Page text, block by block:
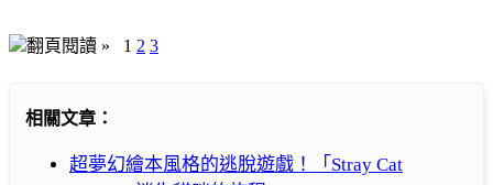
翻頁閱讀 » 1 2 3
相關文章：
超夢幻繪本風格的逃脫遊戲！「Stray Cat